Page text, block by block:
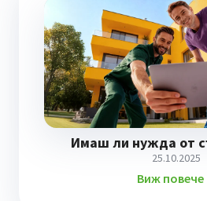
Имаш ли нужда от
25.10.2025
Виж повече